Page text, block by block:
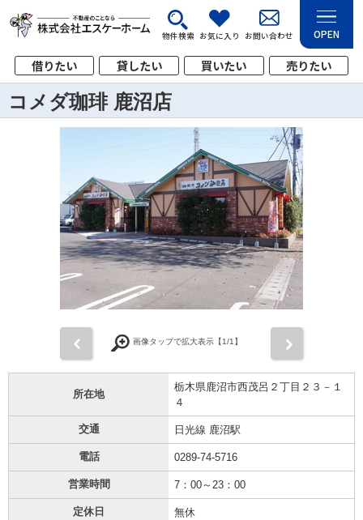
物件検索 お気に入り お問い合わせ OPEN
借りたい 貸したい 買いたい 売りたい
コメダ珈琲 鹿沼店
画像タップで拡大表示【1/1】
所在地
栃木県鹿沼市西茂呂２丁目２３－１
４
交通 日光線 鹿沼駅
電話 0289-74-5716
営業時間 7：00～23：00
定休日 無休